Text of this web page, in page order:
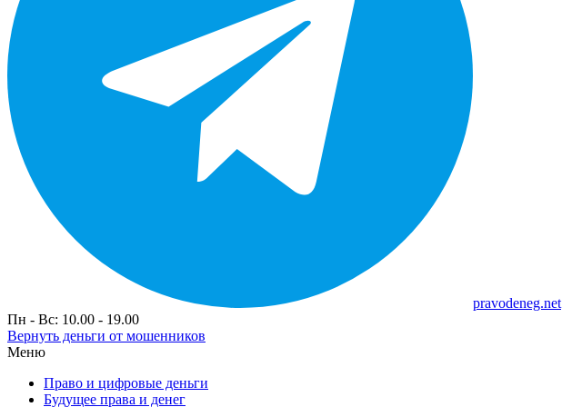
pravodeneg.net
Пн - Вс: 10.00 - 19.00
Вернуть деньги от мошенников
Меню
Право и цифровые деньги
Будущее права и денег